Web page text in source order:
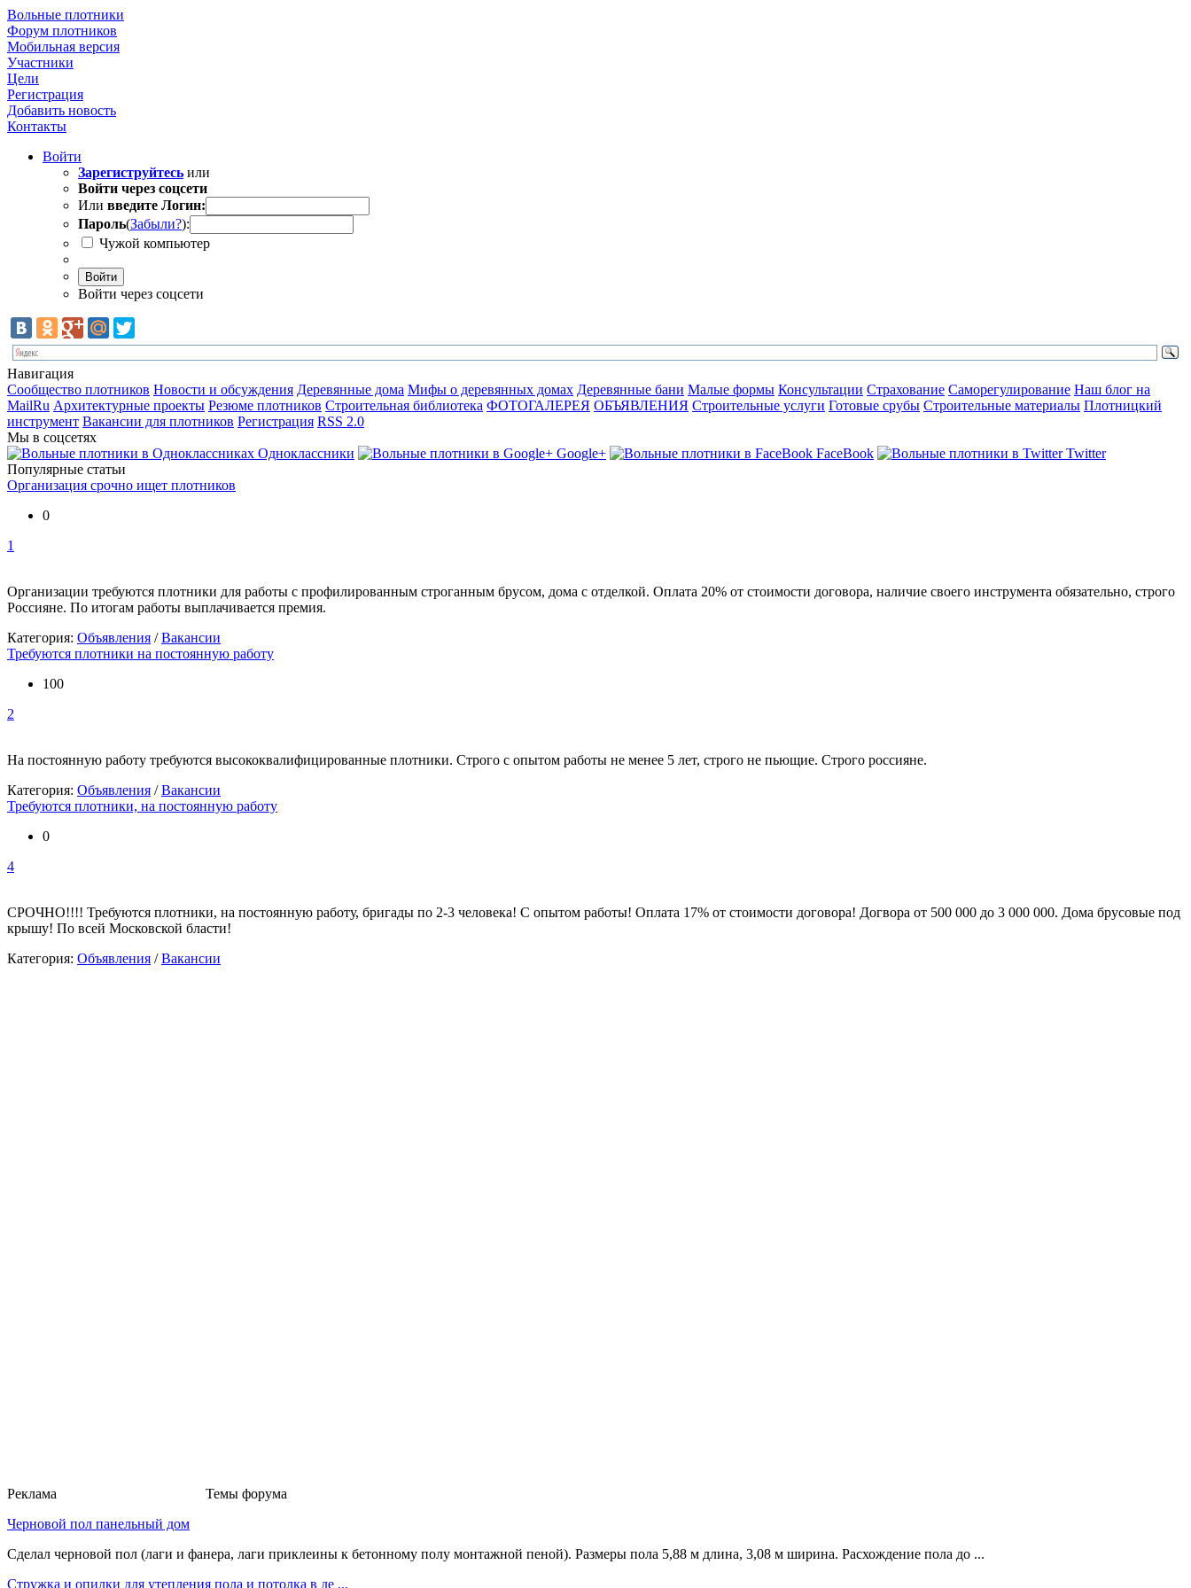
Вольные плотники
Форум плотников
Мобильная версия
Участники
Цели
Регистрация
Добавить новость
Контакты
Войти
Зарегиструйтесь или
Войти через соцсети
Или введите Логин:
Пароль(Забыли?):
Чужой компьютер
Войти
Войти через соцсети
Навигация
Сообщество плотников Новости и обсуждения Деревянные дома Мифы о деревянных домах Деревянные бани Малые формы Консультации Страхование Саморегулирование Наш блог на
MailRu Архитектурные проекты Резюме плотников Строительная библиотека ФОТОГАЛЕРЕЯ ОБЪЯВЛЕНИЯ Строительные услуги Готовые срубы Строительные материалы Плотницкий
инструмент Вакансии для плотников Регистрация RSS 2.0
Мы в соцсетях
Одноклассники
Google+ FaceBook
Twitter
Популярные статьи
Организация срочно ищет плотников
0
1
Организации требуются плотники для работы с профилированным строганным брусом, дома с отделкой. Оплата 20% от стоимости договора, наличие своего инструмента обязательно, строго
Россияне. По итогам работы выплачивается премия.
Категория: Объявления /Вакансии
Требуются плотники на постоянную работу
100
2
На постоянную работу требуются высококвалифицированные плотники. Строго с опытом работы не менее 5 лет, строго не пьющие. Строго россияне.
Категория: Объявления /Вакансии
Требуются плотники, на постоянную работу
0
4
СРОЧНО!!!! Требуются плотники, на постоянную работу, бригады по 2-3 человека! С опытом работы! Оплата 17% от стоимости договора! Догвора от 500 000 до 3 000 000. Дома брусовые под
крышу! По всей Московской бласти!
Категория: Объявления /Вакансии
Реклама
Темы форума
Черновой пол панельный дом
Сделал черновой пол (лаги и фанера, лаги приклеины к бетонному полу монтажной пеной). Размеры пола 5,88 м длина, 3,08 м ширина. Расхождение пола до ...
Стружка и опилки для утепления пола и потолка в де ...